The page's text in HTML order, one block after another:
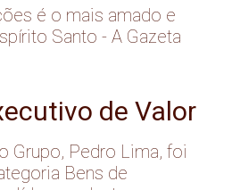
é o mais amado e
Santo - A Gazeta
de Valor
Grupo, Pedro Lima, foi
Bens de